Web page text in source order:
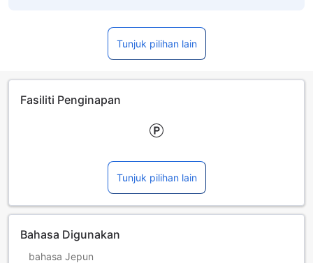
Tunjuk pilihan lain
Fasiliti Penginapan
Tunjuk pilihan lain
Bahasa Digunakan
bahasa Jepun